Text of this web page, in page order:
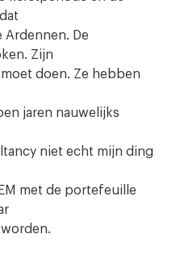
Ardennen. De
Zijn
doen. Ze hebben
jaren nauwelijks
niet echt mijn ding
met de portefeuille